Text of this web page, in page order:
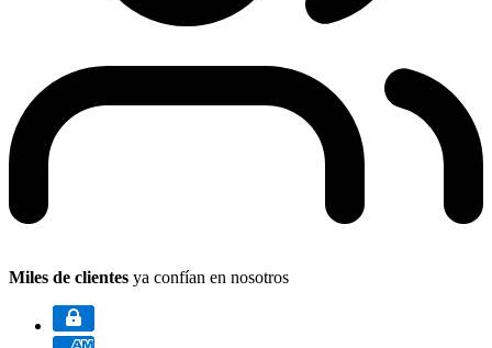
Miles de clientes ya confían en nosotros